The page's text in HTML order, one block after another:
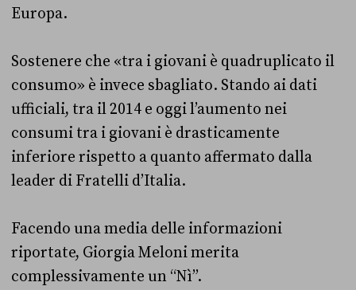
Europa.
Sostenere che «tra i giovani è quadruplicato il
consumo» è invece sbagliato. Stando ai dati
ufficiali, tra il 2014 e oggi l’aumento nei
consumi tra i giovani è drasticamente
inferiore rispetto a quanto affermato dalla
leader di Fratelli d’Italia.
Facendo una media delle informazioni
riportate, Giorgia Meloni merita
complessivamente un “Nì”.